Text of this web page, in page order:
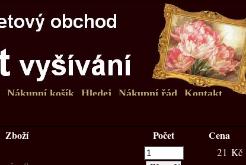
Nákupní košík Hledej Nákupní řád
Kontakt
Zboží Počet Cena
21 Kč